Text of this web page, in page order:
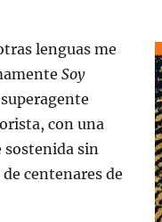
lenguas me
Soy
con una
sostenida sin
centenares de